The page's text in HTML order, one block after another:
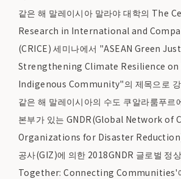
같은 해 말레이시아 말라야 대학의 The
Research in International and
(CRICE) 세미나에서 "ASEAN Green
Strengthening Climate Resilience on
Indigenous Community"의 제목으로
같은 해 말레이시아의 수도 쿠알라룸푸르
본부가 있는 GNDR(Global Network of
Organizations for Disaster Reduction)
공사(GIZ)에 의한 2018GNDR 글로벌 정
Together: Connecting Communities'